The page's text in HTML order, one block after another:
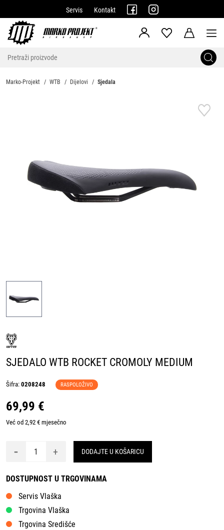
Servis Kontakt
Marko-Projekt WTB Dijelovi Sjedala
SJEDALO WTB ROCKET CROMOLY MEDIUM
Šifra: 0208248 RASPOLOŽIVO
69,99 €
Već od 2,92 € mjesečno
- + DODAJTE U KOŠARICU
DOSTUPNOST U TRGOVINAMA
Servis Vlaška
Trgovina Vlaška
Trgovina Središće